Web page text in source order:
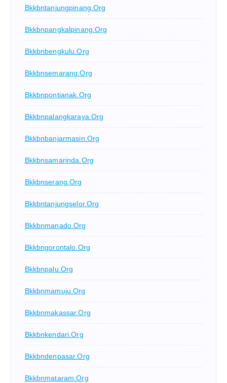
Bkkbntanjungpinang.org
Bkkbnpangkalpinang.org
Bkkbnbengkulu.org
Bkkbnsemarang.org
Bkkbnpontianak.org
Bkkbnpalangkaraya.org
Bkkbnbanjarmasin.org
Bkkbnsamarinda.org
Bkkbnserang.org
Bkkbntanjungselor.org
Bkkbnmanado.org
Bkkbngorontalo.org
Bkkbnpalu.org
Bkkbnmamuju.org
Bkkbnmakassar.org
Bkkbnkendari.org
Bkkbndenpasar.org
Bkkbnmataram.org